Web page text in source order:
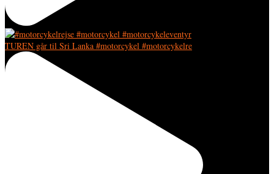
TUREN går til Sri Lanka #motorcykel #motorcykelre